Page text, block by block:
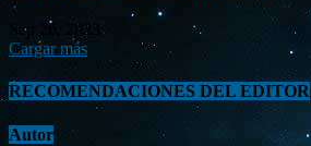
Sep 26, 2023
Cargar más
RECOMENDACIONES DEL EDITOR
Autor